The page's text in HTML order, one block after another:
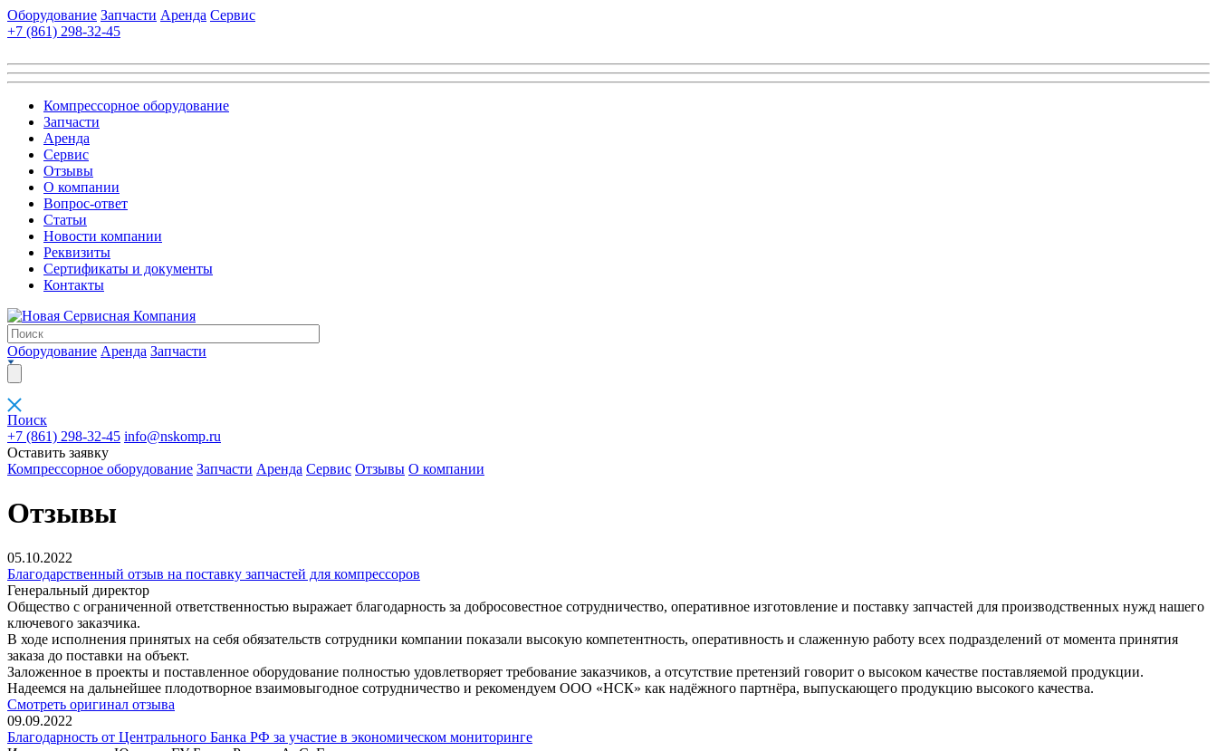
Оборудование Запчасти Аренда Сервис
+7 (861) 298-32-45
Компрессорное оборудование
Запчасти
Аренда
Сервис
Отзывы
О компании
Вопрос-ответ
Статьи
Новости компании
Реквизиты
Сертификаты и документы
Контакты
Оборудование Аренда Запчасти
Поиск
+7 (861) 298-32-45 info@nskomp.ru
Оставить заявку
Компрессорное оборудование Запчасти Аренда Сервис Отзывы О компании
Отзывы
05.10.2022
Благодарственный отзыв на поставку запчастей для компрессоров
Генеральный директор
Общество с ограниченной ответственностью выражает благодарность за добросовестное сотрудничество, оперативное изготовление и поставку запчастей для производственных нужд нашего
ключевого заказчика.
В ходе исполнения принятых на себя обязательств сотрудники компании показали высокую компетентность, оперативность и слаженную работу всех подразделений от момента принятия
заказа до поставки на объект.
Заложенное в проекты и поставленное оборудование полностью удовлетворяет требование заказчиков, а отсутствие претензий говорит о высоком качестве поставляемой продукции.
Надеемся на дальнейшее плодотворное взаимовыгодное сотрудничество и рекомендуем ООО «НСК» как надёжного партнёра, выпускающего продукцию высокого качества.
Смотреть оригинал отзыва
09.09.2022
Благодарность от Центрального Банка РФ за участие в экономическом мониторинге